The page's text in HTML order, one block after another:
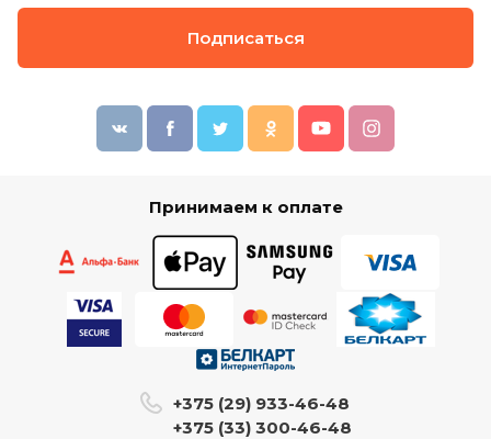
Подписаться
Принимаем к оплате
+375 (29) 933-46-48
+375 (33) 300-46-48